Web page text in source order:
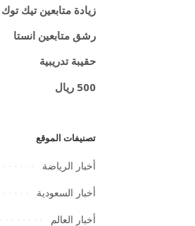
زيادة متابعين تيك توك
رشق متابعين انستا
حقيبة تدريبية
500 ريال
تصنيفات الموقع
أخبار الرياضة
أخبار السعودية
أخبار العالم